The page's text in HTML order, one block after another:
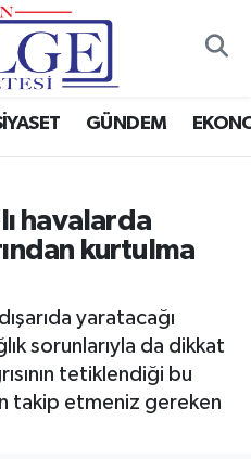
GÜNDEM
havalarda
kurtulma
yaratacağı
sorunlarıyla da dikkat
tetiklendiği bu
takip etmeniz gereken